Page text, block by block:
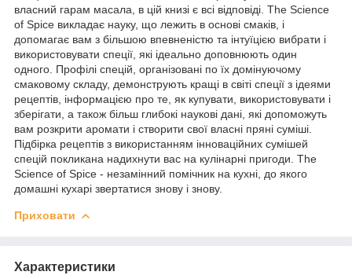
власний гарам масала, в цій книзі є всі відповіді. The Science
of Spice викладає науку, що лежить в основі смаків, і
допомагає вам з більшою впевненістю та інтуїцією вибрати і
використовувати спеції, які ідеально доповнюють один
одного. Профілі спецій, організовані по їх домінуючому
смаковому складу, демонструють кращі в світі спеції з ідеями
рецептів, інформацією про те, як купувати, використовувати і
зберігати, а також більш глибокі наукові дані, які допоможуть
вам розкрити аромати і створити свої власні пряні суміші.
Підбірка рецептів з використанням інноваційних сумішей
спецій покликана надихнути вас на кулінарні пригоди. The
Science of Spice - незамінний помічник на кухні, до якого
домашні кухарі звертатися знову і знову.
Приховати
Характеристики